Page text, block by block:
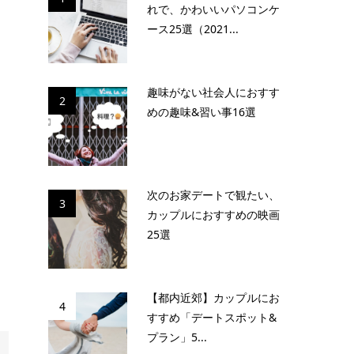
れで、かわいいパソコンケ
ース25選（2021...
2
趣味がない社会人におすす
めの趣味&習い事16選
3
次のお家デートで観たい、
カップルにおすすめの映画
25選
4
【都内近郊】カップルにお
すすめ「デートスポット&
プラン」5...